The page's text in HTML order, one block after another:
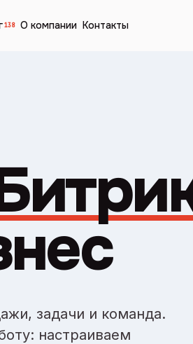
138 О компании Контакты
задачи и команда.
настраиваем